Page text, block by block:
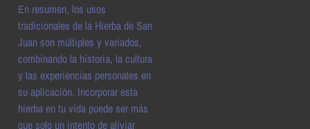
En resumen, los usos
tradicionales de la Hierba de San
Juan son múltiples y variados,
combinando la historia, la cultura
y las experiencias personales en
su aplicación. Incorporar esta
hierba en tu vida puede ser más
que solo un intento de aliviar